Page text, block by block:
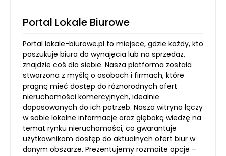
Portal Lokale Biurowe
Portal lokale-biurowe.pl to miejsce, gdzie każdy, kto
poszukuje biura do wynajęcia lub na sprzedaż,
znajdzie coś dla siebie. Nasza platforma została
stworzona z myślą o osobach i firmach, które
pragną mieć dostęp do różnorodnych ofert
nieruchomości komercyjnych, idealnie
dopasowanych do ich potrzeb. Nasza witryna łączy
w sobie lokalne informacje oraz głęboką wiedzę na
temat rynku nieruchomości, co gwarantuje
użytkownikom dostęp do aktualnych ofert biur w
danym obszarze. Prezentujemy rozmaite opcje –